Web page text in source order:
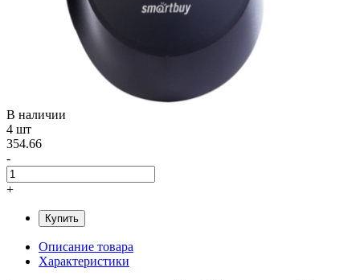
В наличии
4 шт
354.66
-
+
Купить
Описание товара
Характеристики